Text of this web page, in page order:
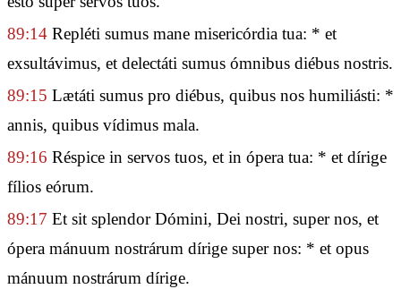
89:14 Repléti sumus mane misericórdia tua: * et
exsultávimus, et delectáti sumus ómnibus diébus nostris.
89:15 Lætáti sumus pro diébus, quibus nos humiliásti: *
annis, quibus vídimus mala.
89:16 Réspice in servos tuos, et in ópera tua: * et dírige
fílios eórum.
89:17 Et sit splendor Dómini, Dei nostri, super nos, et
ópera mánuum nostrárum dírige super nos: * et opus
mánuum nostrárum dírige.